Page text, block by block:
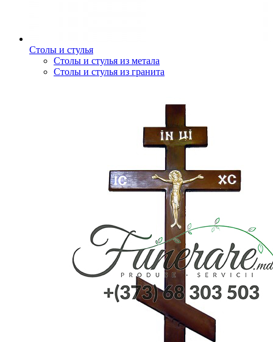
Столы и стулья
Столы и стулья из метала
Столы и стулья из гранита